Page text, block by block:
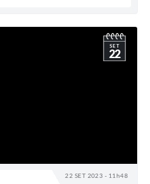
22 SET 2023 - 11h48
SET
22